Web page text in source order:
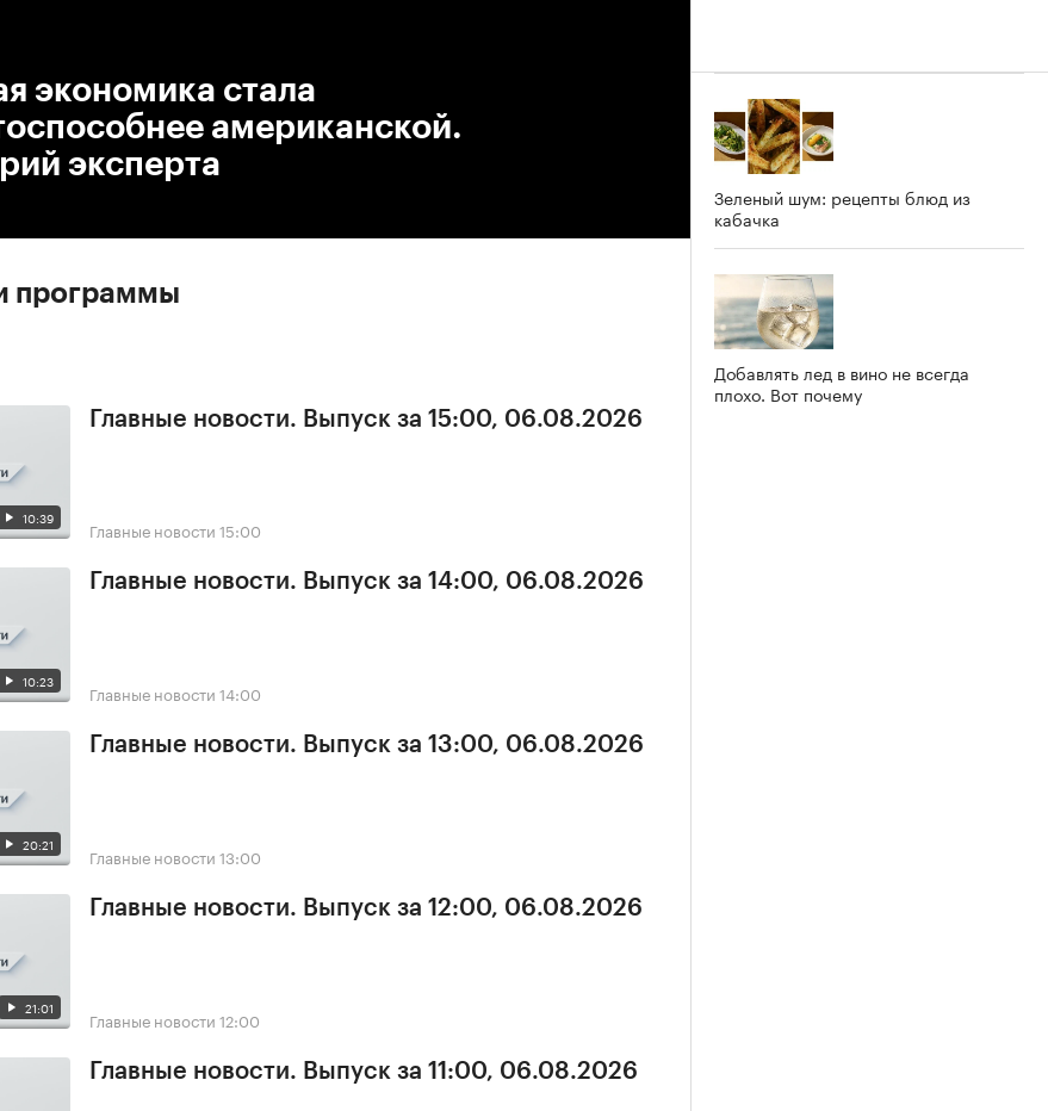
экономика стала
американской.
эксперта
программы
10:39
Главные новости. Выпуск за 15:00, 06.08.2026
Главные новости 15:00
10:23
Главные новости. Выпуск за 14:00, 06.08.2026
Главные новости 14:00
20:21
Главные новости. Выпуск за 13:00, 06.08.2026
Главные новости 13:00
21:01
Главные новости. Выпуск за 12:00, 06.08.2026
Главные новости 12:00
Главные новости. Выпуск за 11:00, 06.08.2026
Зеленый шум: рецепты блюд из
кабачка
Добавлять лед в вино не всегда
плохо. Вот почему